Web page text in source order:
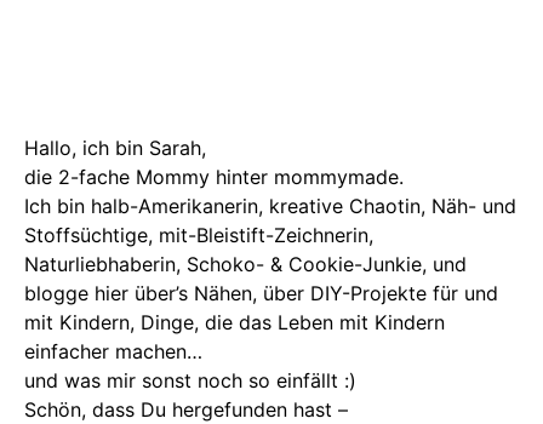
Hallo, ich bin Sarah,
die 2-fache Mommy hinter mommymade.
Ich bin halb-Amerikanerin, kreative Chaotin, Näh- und
Stoffsüchtige, mit-Bleistift-Zeichnerin,
Naturliebhaberin, Schoko- & Cookie-Junkie, und
blogge hier über’s Nähen, über DIY-Projekte für und
mit Kindern, Dinge, die das Leben mit Kindern
einfacher machen…
und was mir sonst noch so einfällt :)
Schön, dass Du hergefunden hast –